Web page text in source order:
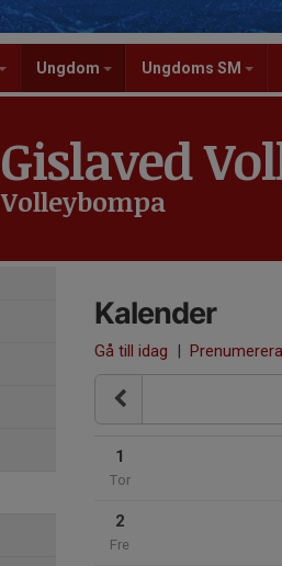
Ungdom Ungdoms SM
Gislaved
Volleybompa
Kalender
Gå till idag | Prenumerera
1
Tor
2
Fre